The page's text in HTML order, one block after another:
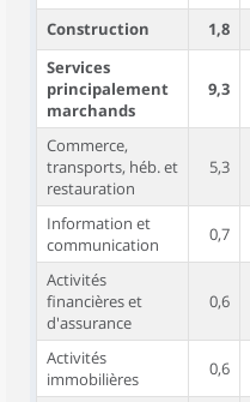
Construction
1,8
Services
principalement
marchands
9,3
Commerce,
transports, héb. et
restauration
5,3
Information et
communication
0,7
Activités
financières et
d'assurance
0,6
Activités
immobilières
0,6